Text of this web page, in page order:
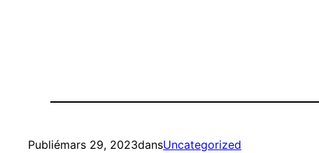
Publiémars 29, 2023dansUncategorized